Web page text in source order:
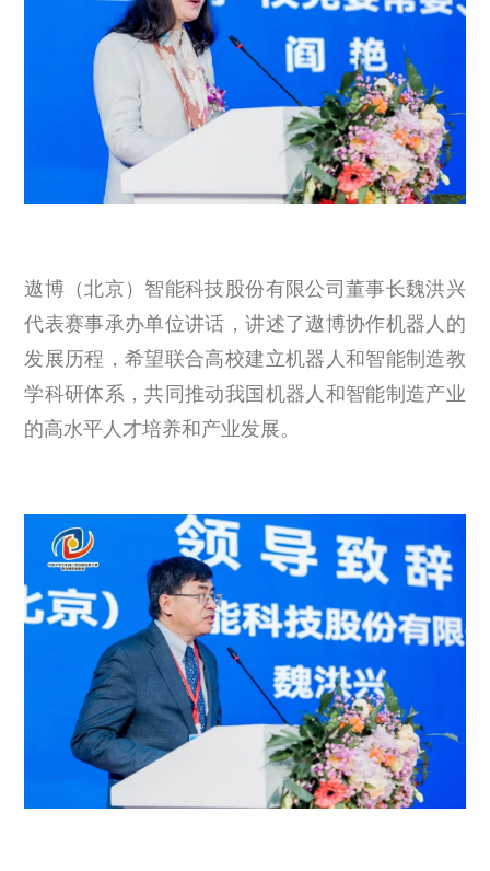
遨博（北京）智能科技股份有限公司董事长魏洪兴
代表赛事承办单位讲话，讲述了遨博协作机器人的
发展历程，希望联合高校建立机器人和智能制造教
学科研体系，共同推动我国机器人和智能制造产业
的高水平人才培养和产业发展。